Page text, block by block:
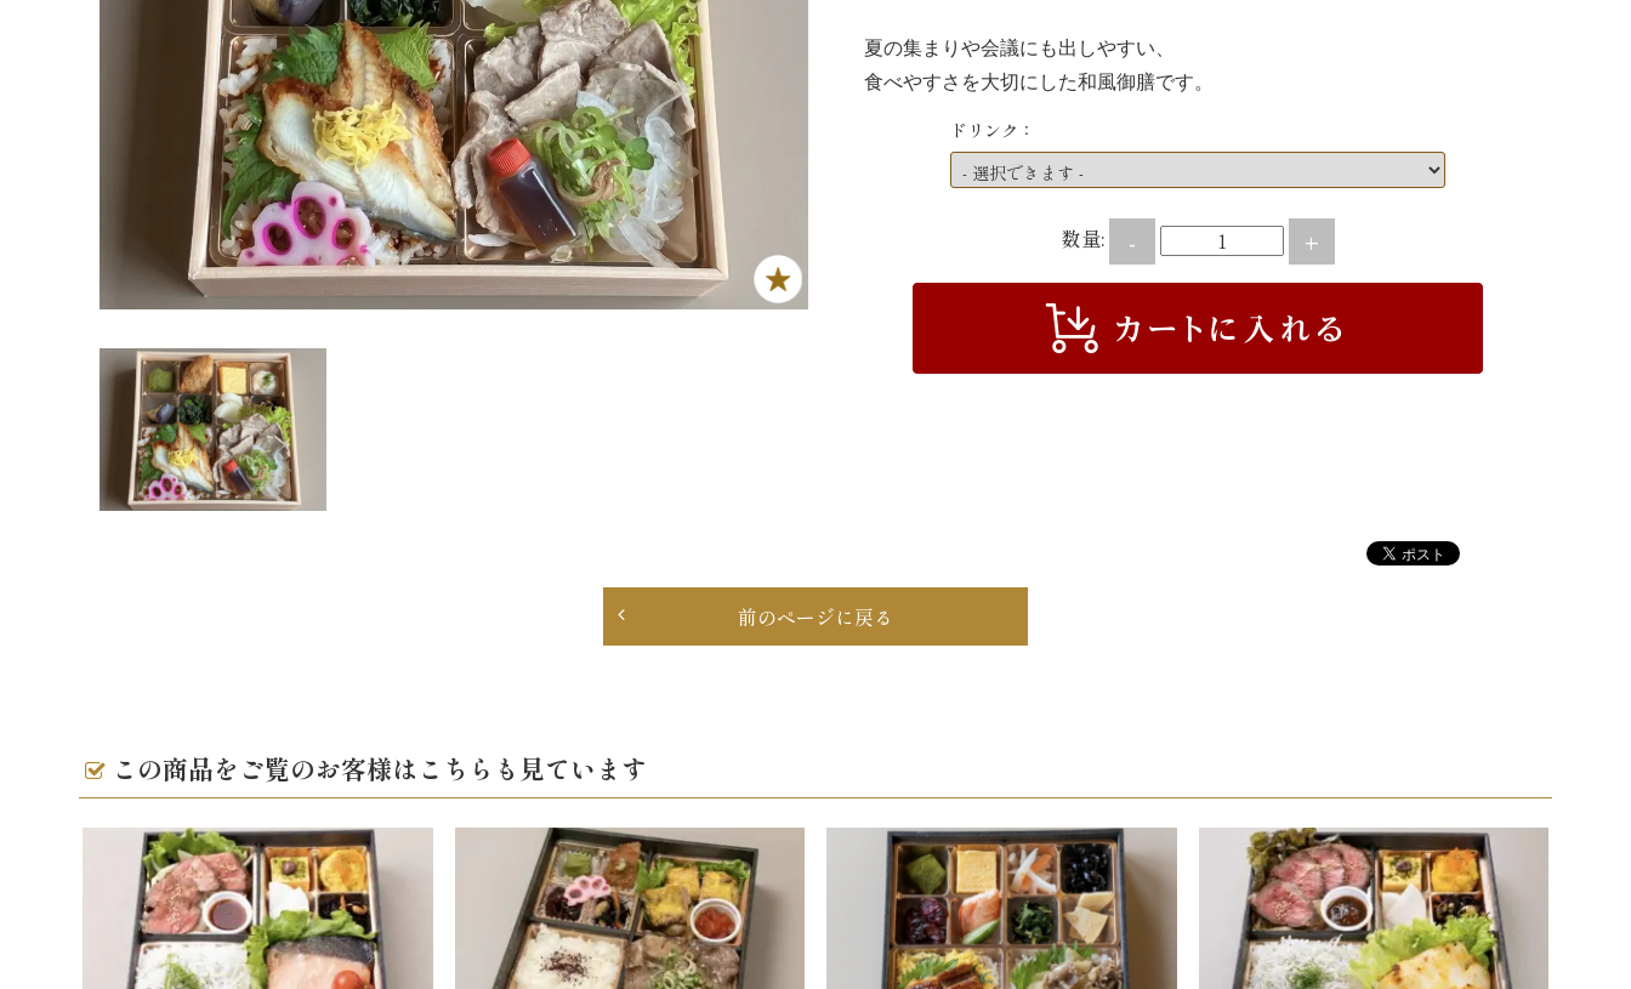
夏の集まりや会議にも出しやすい、
食べやすさを大切にした和風御膳です。
ドリンク：
数量: - +
前のページに戻る
この商品をご覧のお客様はこちらも見ています